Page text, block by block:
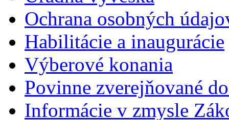
Ochrana osobných
Habilitácie a inaugurácie
Výberové konania
Povinne zverejňované
Informácie v zmysle